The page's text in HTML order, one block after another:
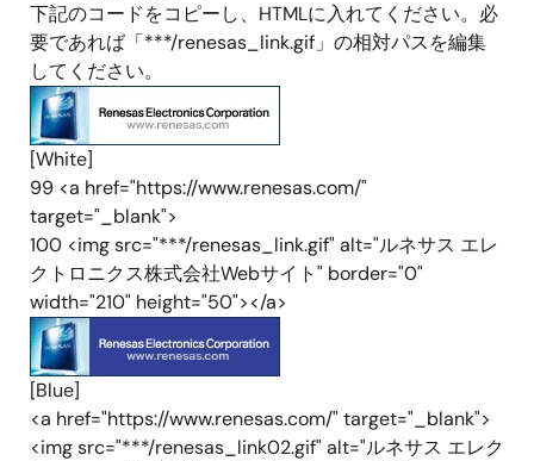
下記のコードをコピーし、HTMLに入れてください。必
要であれば「***/renesas_link.gif」の相対パスを編集
してください。
[White]
99 <a href="https://www.renesas.com/"
target="_blank">
100 <img src="***/renesas_link.gif" alt="ルネサス エレ
クトロニクス株式会社Webサイト" border="0"
width="210" height="50"></a>
[Blue]
<a href="https://www.renesas.com/" target="_blank">
<img src="***/renesas_link02.gif" alt="ルネサス エレク